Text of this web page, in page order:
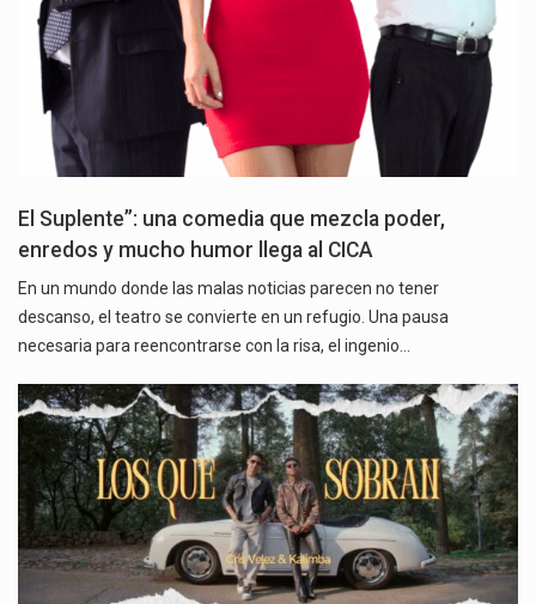
El Suplente”: una comedia que mezcla poder,
enredos y mucho humor llega al CICA
En un mundo donde las malas noticias parecen no tener
descanso, el teatro se convierte en un refugio. Una pausa
necesaria para reencontrarse con la risa, el ingenio…